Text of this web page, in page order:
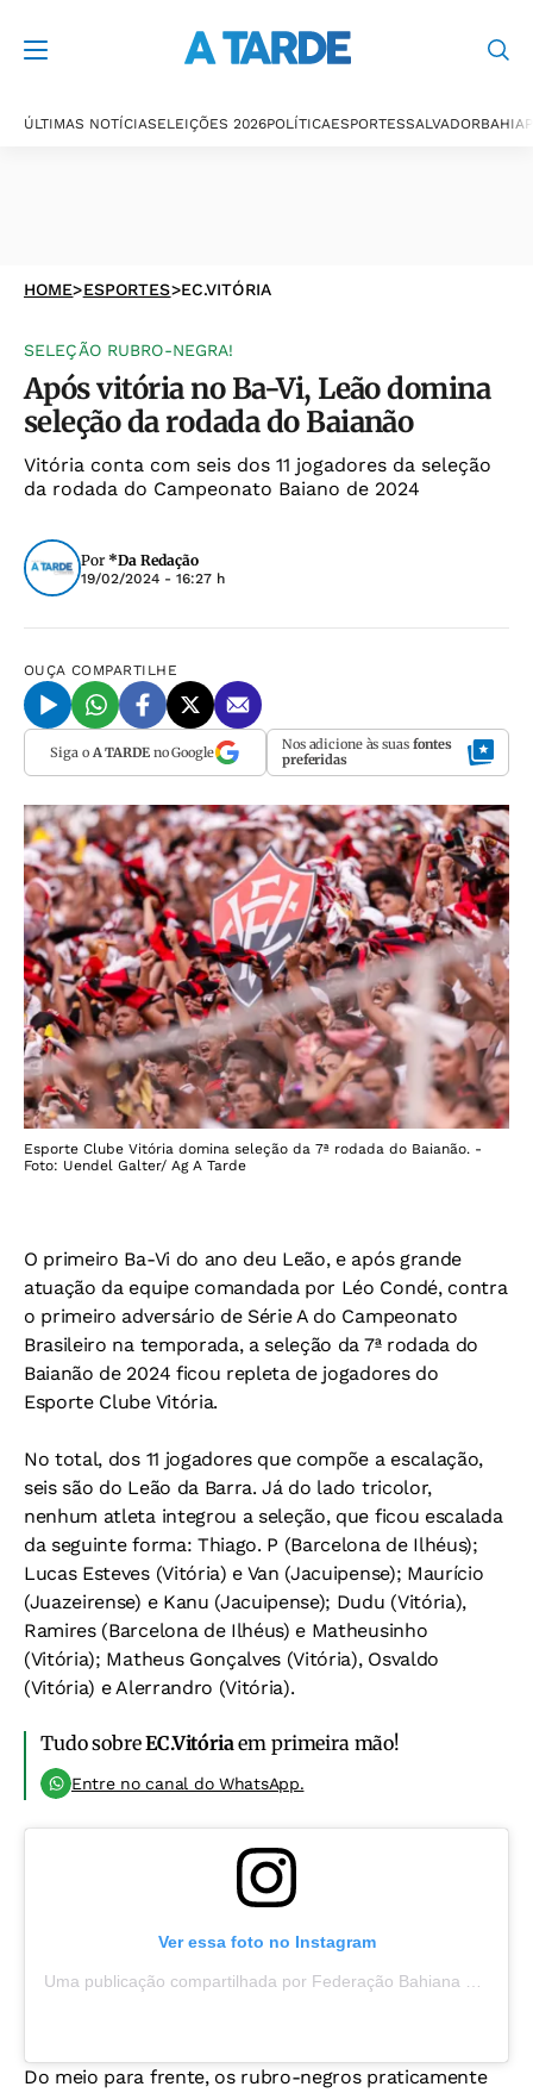
ÚLTIMAS NOTÍCIASELEIÇÕES 2026POLÍTICAESPORTESSALVADORBAHIA
HOME>ESPORTES>EC.VITÓRIA
SELEÇÃO RUBRO-NEGRA!
Após vitória no Ba-Vi, Leão domina
seleção da rodada do Baianão
Vitória conta com seis dos 11 jogadores da seleção
da rodada do Campeonato Baiano de 2024
Por *Da Redação
19/02/2024 - 16:27 h
OUÇA COMPARTILHE
Siga o A TARDEno Google Nos adicione às suas fontes
preferidas
Esporte Clube Vitória domina seleção da 7ª rodada do Baianão. -
Foto: Uendel Galter/ Ag A Tarde
O primeiro Ba-Vi do ano deu Leão, e após grande
atuação da equipe comandada por Léo Condé, contra
o primeiro adversário de Série A do Campeonato
Brasileiro na temporada, a seleção da 7ª rodada do
Baianão de 2024 ficou repleta de jogadores do
Esporte Clube Vitória.
No total, dos 11 jogadores que compõe a escalação,
seis são do Leão da Barra. Já do lado tricolor,
nenhum atleta integrou a seleção, que ficou escalada
da seguinte forma: Thiago. P (Barcelona de Ilhéus);
Lucas Esteves (Vitória) e Van (Jacuipense); Maurício
(Juazeirense) e Kanu (Jacuipense); Dudu (Vitória),
Ramires (Barcelona de Ilhéus) e Matheusinho
(Vitória); Matheus Gonçalves (Vitória), Osvaldo
(Vitória) e Alerrandro (Vitória).
Tudo sobreEC.Vitóriaem primeira mão!
Entre no canal do WhatsApp.
Ver essa foto no Instagram
Do meio para frente, os rubro-negros praticamente